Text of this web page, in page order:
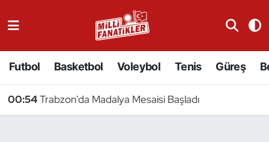
Futbol Basketbol Voleybol Tenis Güreş
00:54Trabzon'da Madalya Mesaisi Başladı
Badminton